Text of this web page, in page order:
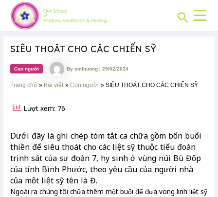
content
Search
SIÊU THOÁT CHO CÁC CHIẾN SỸ
Con người | Byomihuong|29/02/2024
Trang chủ Bài viết Con người SIÊU THOÁT CHO CÁC CHIẾN SỸ
Lượt xem: 76
Dưới đây là ghi chép tóm tắt ca chữa gồm bốn buổi
thiền để siêu thoát cho các liệt sỹ thuộc tiểu đoàn
trinh sát của sư đoàn 7, hy sinh ở vùng núi Bù Đốp
của tỉnh Bình Phước, theo yêu cầu của người nhà
của một liệt sỹ tên là Đ.
Ngoài ra chúng tôi chữa thêm một buổi để đưa vong linh liệt sỹ
Post
navigation
CHUYÊN
MỤC: